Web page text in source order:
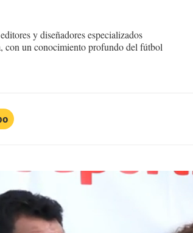
y diseñadores especializados
con un conocimiento profundo del fútbol